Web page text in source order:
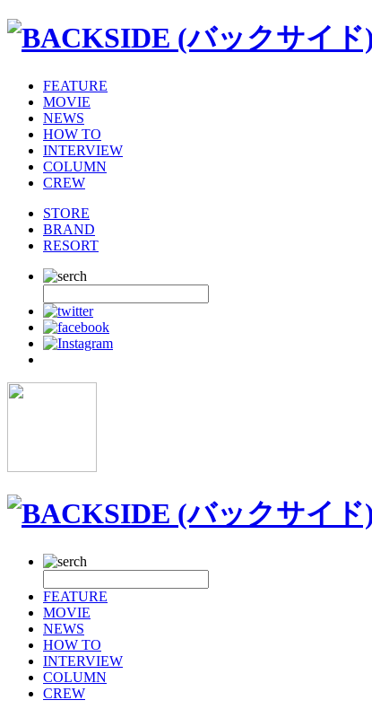
FEATURE
MOVIE
NEWS
HOW TO
INTERVIEW
COLUMN
CREW
STORE
BRAND
RESORT
FEATURE
MOVIE
NEWS
HOW TO
INTERVIEW
COLUMN
CREW